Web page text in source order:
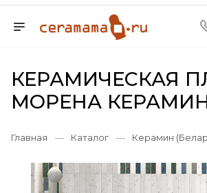
КЕРАМИЧЕСКАЯ
МОРЕНА
Главная — Каталог — Керамин